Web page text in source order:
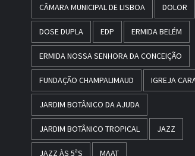
CÂMARA MUNICIPAL DE LISBOA DOLOR
DOSE DUPLA EDP ERMIDA BELÉM
ERMIDA NOSSA SENHORA DA CONCEIÇÃO
FUNDAÇÃO CHAMPALIMAUD IGREJA
JARDIM BOTÂNICO DA AJUDA
JARDIM BOTÂNICO TROPICAL JAZZ
JAZZ ÀS 5ªS MAAT